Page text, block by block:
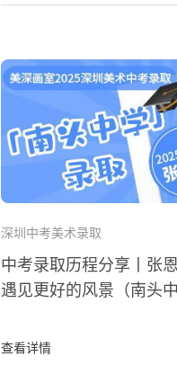
深圳中考美术录取
中考录取历程分享丨张
遇见更好的风景（南头中
查看详情